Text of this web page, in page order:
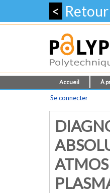
<
Accueil À
Se connecter